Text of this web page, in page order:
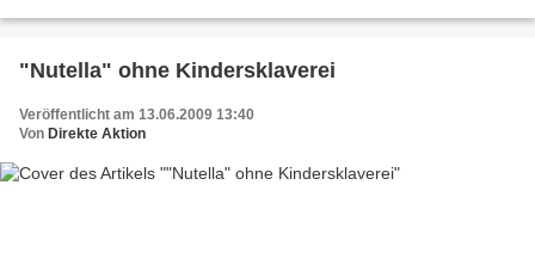
"Nutella" ohne Kindersklaverei
Veröffentlicht am 13.06.2009 13:40
Von Direkte Aktion